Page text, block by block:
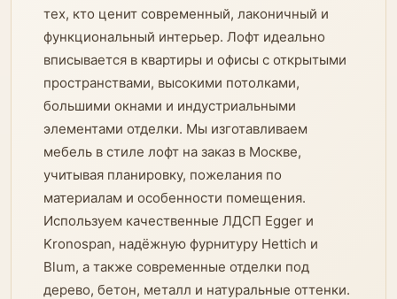
тех, кто ценит современный, лаконичный и
функциональный интерьер. Лофт идеально
вписывается в квартиры и офисы с открытыми
пространствами, высокими потолками,
большими окнами и индустриальными
элементами отделки. Мы изготавливаем
мебель в стиле лофт на заказ в Москве,
учитывая планировку, пожелания по
материалам и особенности помещения.
Используем качественные ЛДСП Egger и
Kronospan, надёжную фурнитуру Hettich и
Blum, а также современные отделки под
дерево, бетон, металл и натуральные оттенки.